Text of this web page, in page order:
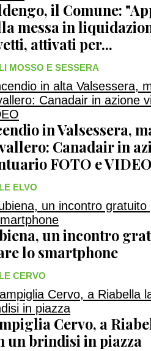
il Comune:
messa in
attivati per...
MOSSO E SESSERA
in Valsessera,
Canadair in
FOTO e
ELVO
un incontro
lo smartphone
CERVO
Cervo, a
un brindisi in piazza